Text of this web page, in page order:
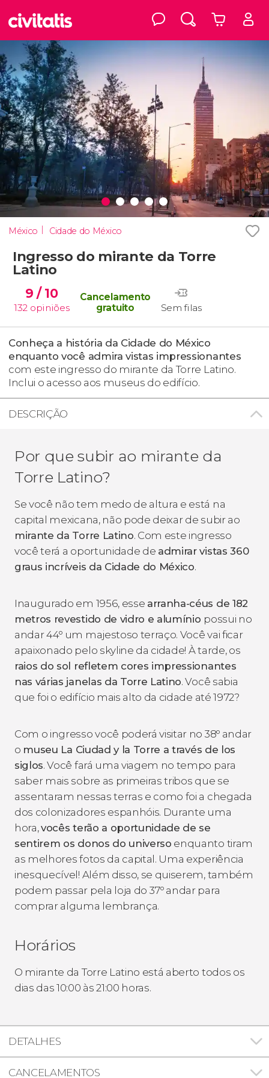
México Cidade do México
Ingresso do mirante da Torre
Latino
9 / 10
132 opiniões Sem filas
Cancelamento
gratuito
Conheça a história da Cidade do México
enquanto você admira vistas impressionantes
com este ingresso do mirante da Torre Latino.
Inclui o acesso aos museus do edifício.
DESCRIÇÃO
Por que subir ao mirante da
Torre Latino?
Se você não tem medo de altura e está na
capital mexicana, não pode deixar de subir ao
mirante da Torre Latino. Com este ingresso
você terá a oportunidade de admirar vistas 360
graus incríveis da Cidade do México.
Inaugurado em 1956, esse arranha-céus de 182
metros revestido de vidro e alumínio possui no
andar 44º um majestoso terraço. Você vai ficar
apaixonado pelo skyline da cidade! À tarde, os
raios do sol refletem cores impressionantes
nas várias janelas da Torre Latino. Você sabia
que foi o edifício mais alto da cidade até 1972?
Com o ingresso você poderá visitar no 38º andar
o museu La Ciudad y la Torre a través de los
siglos. Você fará uma viagem no tempo para
saber mais sobre as primeiras tribos que se
assentaram nessas terras e como foi a chegada
dos colonizadores espanhóis. Durante uma
hora,vocês terão a oportunidade de se
sentirem os donos do universo enquanto tiram
as melhores fotos da capital. Uma experiência
inesquecível! Além disso, se quiserem, também
podem passar pela loja do 37º andar para
comprar alguma lembrança.
Horários
O mirante da Torre Latino está aberto todos os
dias das 10:00 às 21:00 horas.
DETALHES
CANCELAMENTOS